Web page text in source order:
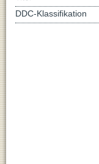
DDC-Klassifikation